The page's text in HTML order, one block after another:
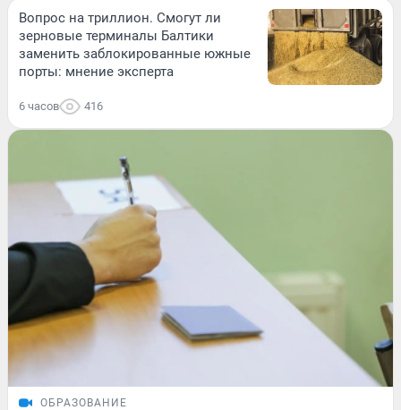
Вопрос на триллион. Смогут ли
зерновые терминалы Балтики
заменить заблокированные южные
порты: мнение эксперта
6 часов 416
ОБРАЗОВАНИЕ